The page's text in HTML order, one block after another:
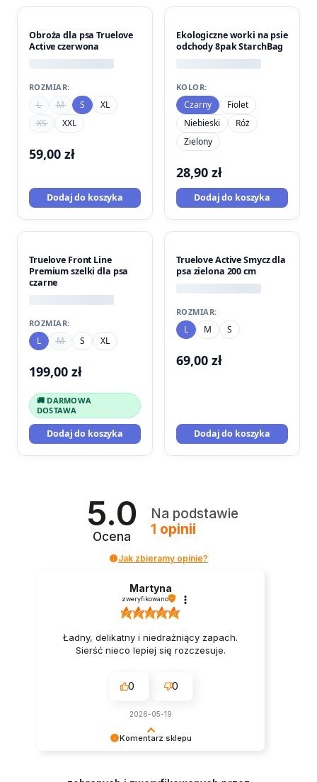
Obroża dla psa Truelove
Active czerwona
ROZMIAR:
L M S
XL
XS
XXL
59,00 zł
Dodaj do koszyka
Ekologiczne worki na psie
odchody 8pak StarchBag
KOLOR:
Czarny
Fiolet
Niebieski
Róż
Zielony
28,90 zł
Dodaj do koszyka
Truelove Front Line
Premium szelki dla psa
czarne
ROZMIAR:
L M S XL
199,00 zł
🚚 DARMOWA
DOSTAWA
Dodaj do koszyka
Truelove Active Smycz dla
psa zielona 200 cm
ROZMIAR:
L M S
69,00 zł
Dodaj do koszyka
5.0
Ocena
Na podstawie
1 opinii
Jak zbieramy opinie?
Komentarz sklepu
Martyna
zweryfikowano
Ładny, delikatny i niedrażniący zapach.
Sierść nieco lepiej się rozczesuje.
0 0
2026-05-19